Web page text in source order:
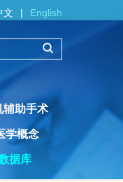
文 | English
辅助手术
学概念
据库